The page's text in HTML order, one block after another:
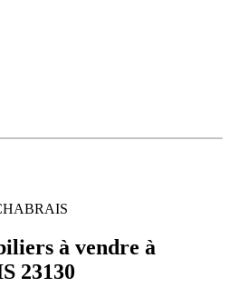
à vendre à
23130